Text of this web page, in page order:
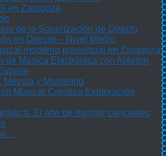
en Zaragoza
de la Sonorización de Directo
en Directo – Nivel Medio
moderno presencial en Zaragoza
de Música Electrónica con Ableton
Mezcla y Mastering
Musical Creativa Exploración
El arte de escribir canciones